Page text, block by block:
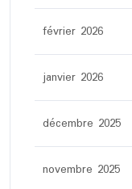
février 2026
janvier 2026
décembre 2025
novembre 2025